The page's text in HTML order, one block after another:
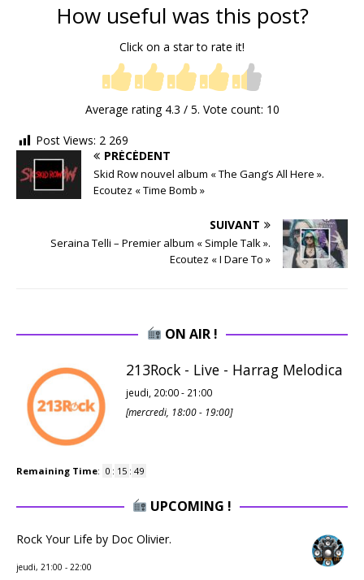
How useful was this post?
Click on a star to rate it!
Average rating 4.3 / 5. Vote count: 10
Post Views: 2 269
PRÉCÉDENT
Skid Row nouvel album « The Gang’s All Here ».
Ecoutez « Time Bomb »
SUIVANT
Seraina Telli – Premier album « Simple Talk ».
Ecoutez « I Dare To »
ON AIR !
213Rock - Live - Harrag Melodica
jeudi, 20:00- 21:00
[mercredi, 18:00- 19:00]
Remaining Time: 0 : 15 : 48
UPCOMING !
Rock Your Life by Doc Olivier.
jeudi, 21:00 - 22:00